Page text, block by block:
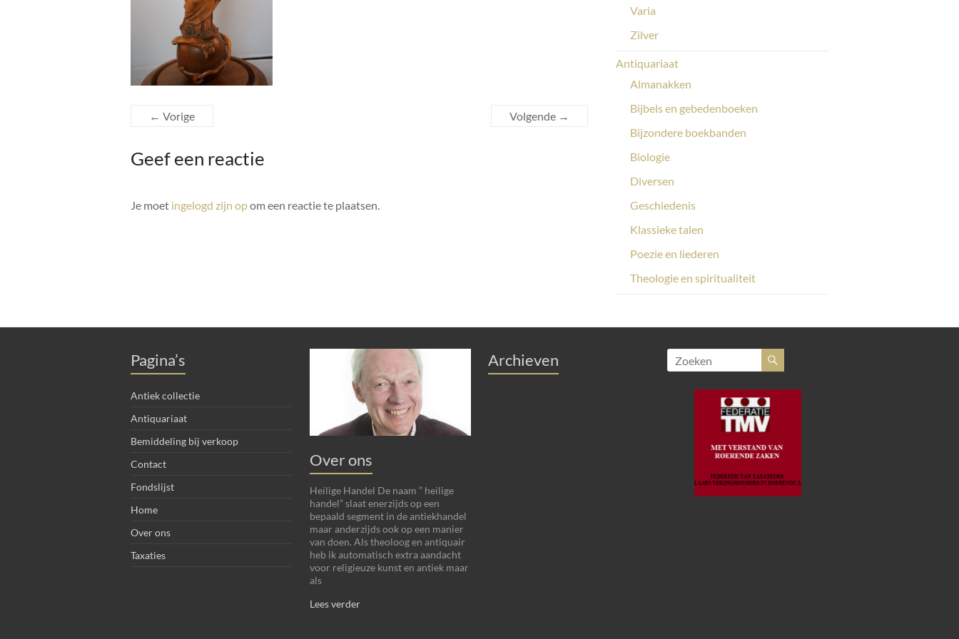
← Vorige Volgende →
Geef een reactie
Je moet ingelogd zijn opom een reactie te plaatsen.
Varia
Zilver
Antiquariaat
Almanakken
Bijbels en gebedenboeken
Bijzondere boekbanden
Biologie
Diversen
Geschiedenis
Klassieke talen
Poezie en liederen
Theologie en spiritualiteit
Pagina’s
Antiek collectie
Antiquariaat
Bemiddeling bij verkoop
Contact
Fondslijst
Home
Over ons
Taxaties
Over ons
Heilige Handel De naam ” heilige
handel” slaat enerzijds op een
bepaald segment in de antiekhandel
maar anderzijds ook op een manier
van doen. Als theoloog en antiquair
heb ik automatisch extra aandacht
voor religieuze kunst en antiek maar
als
Lees verder
Archieven